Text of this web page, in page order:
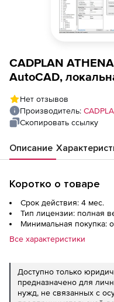
CADPLAN
AutoCAD,
Нет отзывов
Производитель:
Скопировать ссылку
Описание
Коротко о товаре
Срок действия: 4 мес.
Тип лицензии: полная
Минимальная покупка:
Все характеристики
Доступно только
предназначено для
нужд, не связанных с